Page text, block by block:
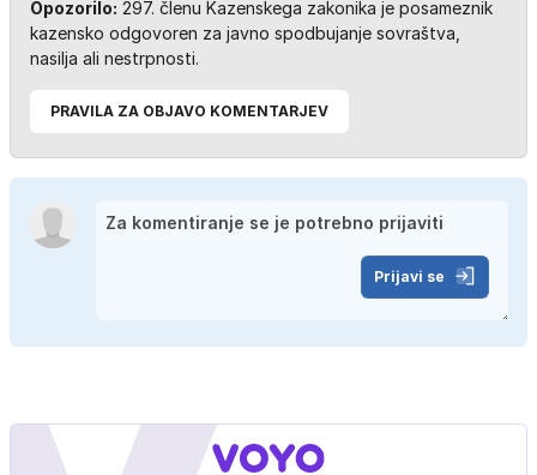
Opozorilo: 297. členu Kazenskega zakonika je posameznik
kazensko odgovoren za javno spodbujanje sovraštva,
nasilja ali nestrpnosti.
PRAVILA ZA OBJAVO KOMENTARJEV
Prijavi se